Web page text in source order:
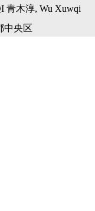
青木淳, Wu Xuwqi
中央区